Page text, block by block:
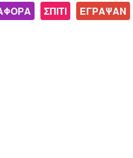
ΣΠΙΤΙ ΕΓΡΑΨΑΝ